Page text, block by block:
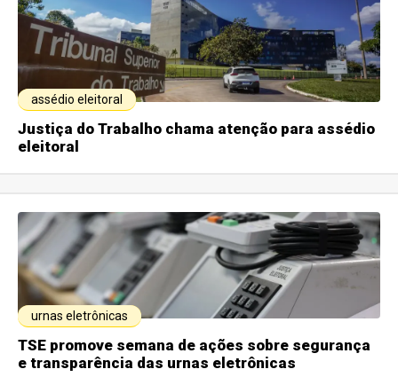
assédio eleitoral
Justiça do Trabalho chama atenção para assédio
eleitoral
urnas eletrônicas
TSE promove semana de ações sobre segurança
e transparência das urnas eletrônicas